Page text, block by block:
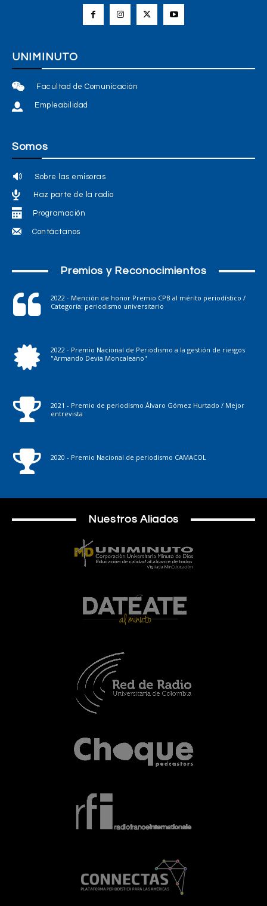
UNIMINUTO
Facultad de Comunicación
Empleabilidad
Somos
Sobre las emisoras
Haz parte de la radio
Programación
Contáctanos
Premios y Reconocimientos
2022 - Mención de honor Premio CPB al mérito periodístico /
Categoría: periodismo universitario
2022 - Premio Nacional de Periodismo a la gestión de riesgos
"Armando Devia Moncaleano"
2021 - Premio de periodismo Álvaro Gómez Hurtado / Mejor
entrevista
2020 - Premio Nacional de periodismo CAMACOL
Nuestros Aliados